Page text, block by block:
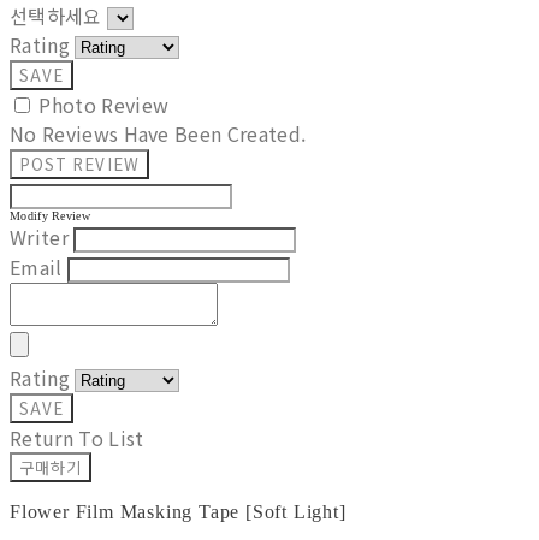
선택하세요
Rating
SAVE
Photo Review
No Reviews Have Been Created.
POST REVIEW
Modify Review
Writer
Email
Rating
SAVE
Return To List
구매하기
Flower Film Masking Tape [Soft Light]